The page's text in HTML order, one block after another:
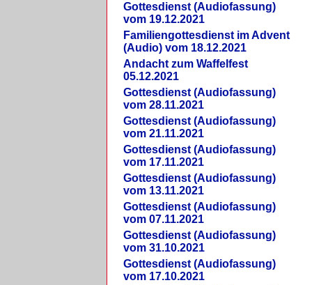
Gottesdienst (Audiofassung)
vom 19.12.2021
Familiengottesdienst im Advent
(Audio) vom 18.12.2021
Andacht zum Waffelfest
05.12.2021
Gottesdienst (Audiofassung)
vom 28.11.2021
Gottesdienst (Audiofassung)
vom 21.11.2021
Gottesdienst (Audiofassung)
vom 17.11.2021
Gottesdienst (Audiofassung)
vom 13.11.2021
Gottesdienst (Audiofassung)
vom 07.11.2021
Gottesdienst (Audiofassung)
vom 31.10.2021
Gottesdienst (Audiofassung)
vom 17.10.2021